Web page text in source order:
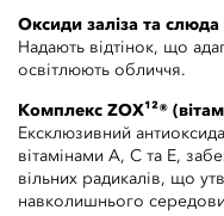
Оксиди заліза та слюда
Надають відтінок, що
освітлюють обличчя.
Комплекс ZOX¹²®
Ексклюзивний
вітамінами A, C та E,
вільних радикалів, що
навколишнього